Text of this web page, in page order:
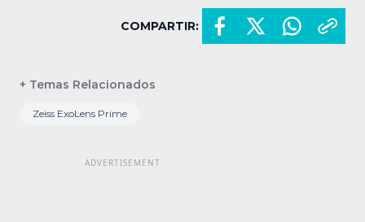
COMPARTIR:
+ Temas Relacionados
Zeiss ExoLens Prime